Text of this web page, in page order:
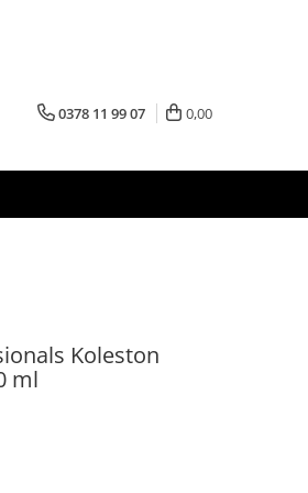
0378 11 99 07 0,00
Koleston
ml